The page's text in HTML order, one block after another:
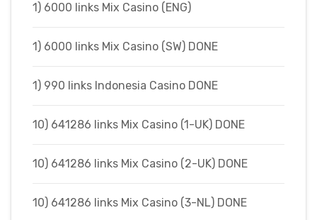
1) 6000 links Mix Casino (ENG)
1) 6000 links Mix Casino (SW) DONE
1) 990 links Indonesia Casino DONE
10) 641286 links Mix Casino (1-UK) DONE
10) 641286 links Mix Casino (2-UK) DONE
10) 641286 links Mix Casino (3-NL) DONE